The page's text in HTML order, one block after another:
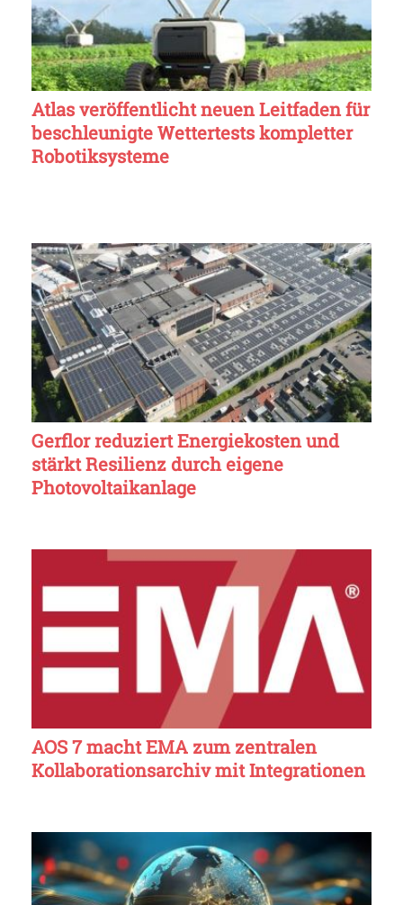
Atlas veröffentlicht neuen Leitfaden für
beschleunigte Wettertests kompletter
Robotiksysteme
Gerflor reduziert Energiekosten und
stärkt Resilienz durch eigene
Photovoltaikanlage
AOS 7 macht EMA zum zentralen
Kollaborationsarchiv mit Integrationen